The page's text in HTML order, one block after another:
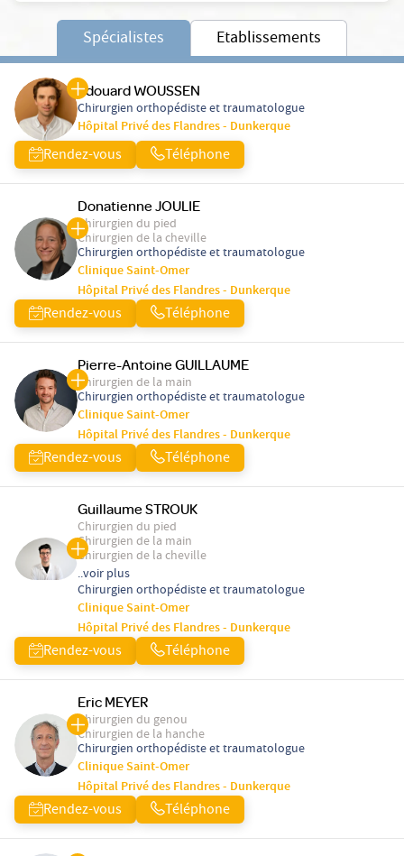
Spécialistes Etablissements
Edouard WOUSSEN
Chirurgien orthopédiste et traumatologue
Hôpital Privé des Flandres - Dunkerque
Rendez-vous Téléphone
Donatienne JOULIE
Chirurgien du pied
Chirurgien de la cheville
Chirurgien orthopédiste et traumatologue
Clinique Saint-Omer
Hôpital Privé des Flandres - Dunkerque
Rendez-vous Téléphone
Pierre-Antoine GUILLAUME
Chirurgien de la main
Chirurgien orthopédiste et traumatologue
Clinique Saint-Omer
Hôpital Privé des Flandres - Dunkerque
Rendez-vous Téléphone
Guillaume STROUK
Chirurgien du pied
Chirurgien de la main
Chirurgien de la cheville
..voir plus
Chirurgien orthopédiste et traumatologue
Clinique Saint-Omer
Hôpital Privé des Flandres - Dunkerque
Rendez-vous Téléphone
Eric MEYER
Chirurgien du genou
Chirurgien de la hanche
Chirurgien orthopédiste et traumatologue
Clinique Saint-Omer
Hôpital Privé des Flandres - Dunkerque
Rendez-vous Téléphone